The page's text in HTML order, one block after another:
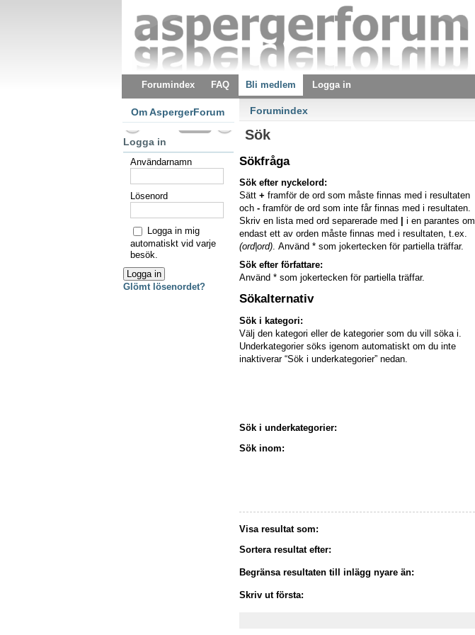
Forumindex FAQ Bli medlem Logga in
Forumindex
Sök
Sökfråga
Sök efter nyckelord:
Sätt + framför de ord som måste finnas med i resultaten
och - framför de ord som inte får finnas med i resultaten.
Skriv en lista med ord separerade med
i en parantes om
endast ett av orden måste finnas med i resultaten, t.ex.
(ord|ord) . Använd * som jokertecken för partiella träffar.
Sök efter författare:
Använd * som jokertecken för partiella träffar.
Sökalternativ
Sök i kategori:
Välj den kategori eller de kategorier som du vill söka i.
Underkategorier söks igenom automatiskt om du inte
inaktiverar “Sök i underkategorier” nedan.
Sök i underkategorier:
Sök inom:
Visa resultat som:
Sortera resultat efter:
Begränsa resultaten till inlägg nyare än:
Skriv ut första:
Om AspergerForum
Logga in
Användarnamn
Lösenord
Logga in mig
automatiskt vid varje
besök.
Glömt lösenordet?